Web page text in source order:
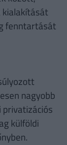
fenntartását
nagyobb
külföldi